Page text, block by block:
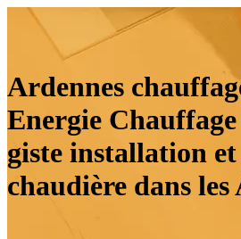
Ardennes
Energie
giste instal­la­tion
chaudière dans les